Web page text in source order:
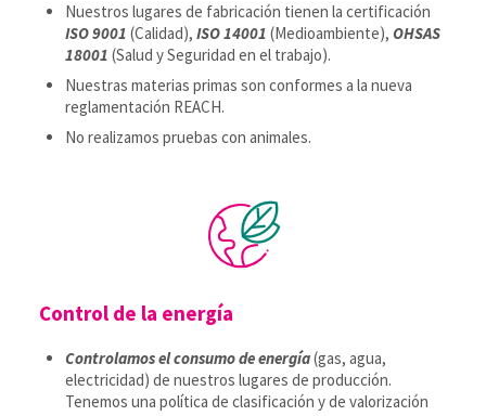
Nuestros lugares de fabricación tienen la certificación
ISO 9001 (Calidad), ISO 14001 (Medioambiente), OHSAS
18001 (Salud y Seguridad en el trabajo).
Nuestras materias primas son conformes a la nueva
reglamentación REACH.
No realizamos pruebas con animales.
Control de la energía
Controlamos el consumo de energía(gas, agua,
electricidad) de nuestros lugares de producción.
Tenemos una política de clasificación y de valorización